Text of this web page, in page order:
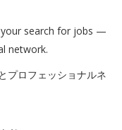
search for jobs —
network.
プロフェッショナルネ